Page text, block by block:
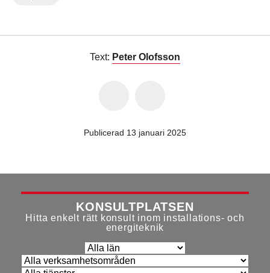
Text: Peter Olofsson
Publicerad 13 januari 2025
KONSULTPLATSEN
Hitta enkelt rätt konsult inom installations- och
energiteknik